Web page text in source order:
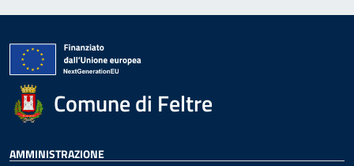
Comune di Feltre
AMMINISTRAZIONE